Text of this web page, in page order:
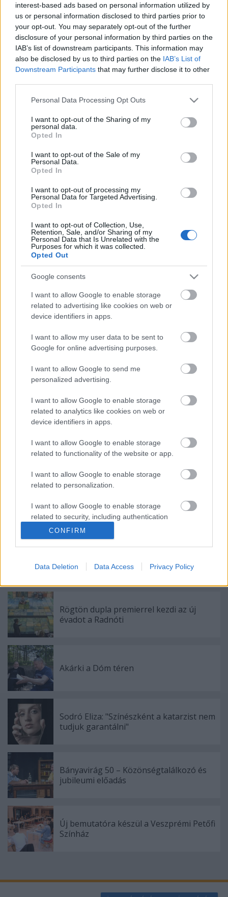
interest-based ads based on personal information utilized by
us or personal information disclosed to third parties prior to
your opt-out. You may separately opt-out of the further
disclosure of your personal information by third parties on the
IAB’s list of downstream participants. This information may
also be disclosed by us to third parties on the IAB’s List of
Downstream Participants that may further disclose it to other
Please note that this website/app uses one or more Google
not limited to your visit or usage behaviour. You may click to
grant or deny consent to Google and its third-party tags to
use your data for below specified purposes in below Google
consent section.
Personal Data Processing Opt Outs
I want to opt-out of the Sharing of my
personal data.
Opted In
I want to opt-out of the Sale of my
Personal Data.
Opted In
I want to opt-out of processing my
Personal Data for Targeted Advertising.
Opted In
I want to opt-out of Collection, Use,
Retention, Sale, and/or Sharing of my
Personal Data that Is Unrelated with the
Purposes for which it was collected.
Opted Out
Google consents
I want to allow Google to enable storage
related to advertising like cookies on web or
device identifiers in apps.
I want to allow my user data to be sent to
Google for online advertising purposes.
I want to allow Google to send me
personalized advertising.
I want to allow Google to enable storage
related to analytics like cookies on web or
device identifiers in apps.
I want to allow Google to enable storage
related to functionality of the website or app.
I want to allow Google to enable storage
related to personalization.
I want to allow Google to enable storage
related to security, including authentication
functionality and fraud prevention, and other
user protection.
CONFIRM
Data Deletion Data Access Privacy Policy
A projektek között található a Mozgássérült
Emberek Rehabilitációs Központja (MEREK) által
létrehozott Guruló műhelyhálózat, amelynek
szakemberei megváltozott munkaképességű
emberek bevonásával guruló eszközöket - egyebek
mellett kerékpár, kerekesszék - javítanak.
A Víg mozgókép bolt a Színház- és Filmművészeti
Egyetem kihelyezett kiállítótere, amelyben
mozgóképekkel, az egyetem diákjainak munkáival
ismerkedhetnek meg a látogatók. Esténként
vizsgafilmeket vetítenek és filmes tematikájú kreatív
workshopokat is tartanak.
A KwakLab Kutatóintézet nyitott üzletének látogatói
kiállításon tekinthetik meg a labor által végzett
újonnan kifejlesztett termékekkel és
szolgáltatásokkal. A kutatási módszereket és
eredményeket szimulációval, laborkísérletekkel,
valamint fotó- és video-dokumentációval mutatják
be, a résztvevők az egyes vizsgálatokat maguk is
A fesztivál hivatalos megnyitója pénteken lesz a
Rögtön jövök! Projekt Galériában, ahol szeptember
23-án, október 2-án, 7-én és 16-án ingyenes üzleti
tanácsadást tart Chappon Ákos közgazdász.
Szeptember 25-én pedig Rögtön Jövök! címmel
börzét és konferenciát rendeznek a Bálna
Budapestben. A részvétel a tanácsadáson, a börzén
és a konferencián is regisztrációhoz kötött.
A beköltöző projektekkel, programokkal és
helyszínekkel kapcsolatos információk
megtalálhatók awww.nyitvafesztival.huoldalon és
oldalon.
Rögtön dupla premierrel kezdi az új
évadot a Radnóti
Akárki a Dóm téren
Sodró Eliza: "Színészként a katarzist nem
tudjuk garantálni"
Bányavirág 50 – Közönségtalálkozó és
jubileumi előadás
Új bemutatóra készül a Veszprémi Petőfi
Színház